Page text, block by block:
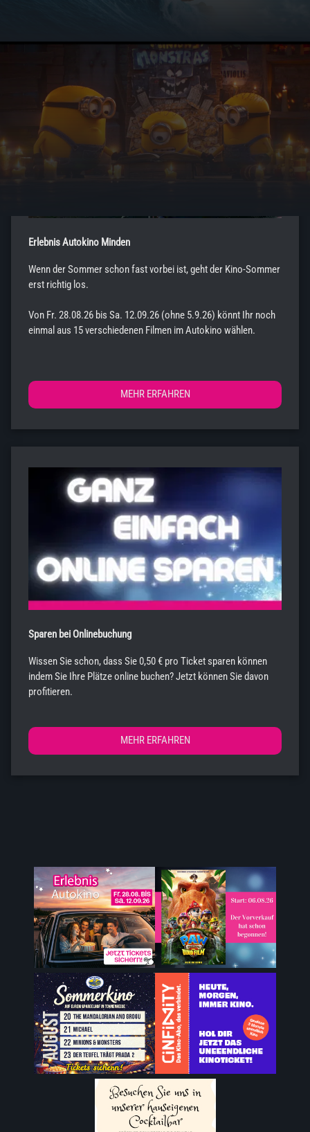
Erlebnis Autokino Minden
Wenn der Sommer schon fast vorbei ist, geht der Kino-Sommer
erst richtig los.
Von Fr. 28.08.26 bis Sa. 12.09.26 (ohne 5.9.26) könnt Ihr noch
einmal aus 15 verschiedenen Filmen im Autokino wählen.
MEHR ERFAHREN
Sparen bei Onlinebuchung
Wissen Sie schon, dass Sie 0,50 € pro Ticket sparen können
indem Sie Ihre Plätze online buchen? Jetzt können Sie davon
profitieren.
MEHR ERFAHREN